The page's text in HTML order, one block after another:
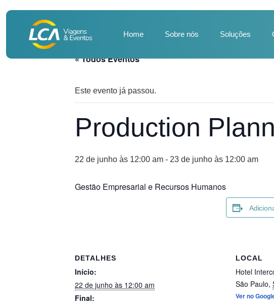
Home Sobre nós Soluções
« Todos Eventos
Este evento já passou.
Production
22 de junho às 12:00 am - 23 de junho às 12:00 am
Gestão Empresarial e Recursos Humanos
DETALHES
Início:
22 de junho às 12:00 am
Final:
LOCAL
Hotel
São Paulo,
Ver no